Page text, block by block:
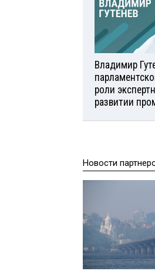
Владимир
роли
развитии
Новости